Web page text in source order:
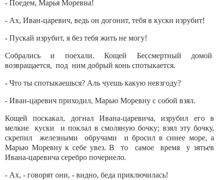
- Поедем, Марья Моревна!
- Ах, Иван-царевич, ведь он догонит, тебя в куски изрубит!
- Пускай изрубит, я без тебя жить не могу!
Собрались и поехали. Кощей Бессмертный домой
возвращается, под ним добрый конь спотыкается.
- Что ты спотыкаешься? Аль чуешь какую невзгоду?
- Иван-царевич приходил, Марью Моревну с собой взял.
Кощей поскакал, догнал Ивана-царевича, изрубил его в
мелкие куски и поклал в смоляную бочку; взял эту бочку,
скрепил железными обручами и бросил в синее море, а
Марью Моревну к себе увез. В то самое время у зятьев
Ивана-царевича серебро почернело.
- Ах, - говорят они, - видно, беда приключилась!